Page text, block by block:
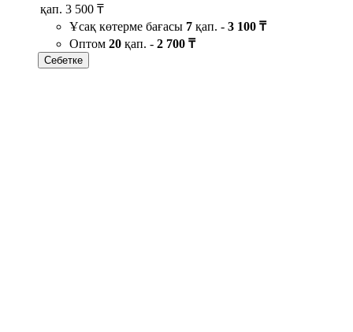
қап. 3 500 ₸
Ұсақ көтерме бағасы 7 қап. - 3 100 ₸
Оптом 20 қап. - 2 700 ₸
Себетке